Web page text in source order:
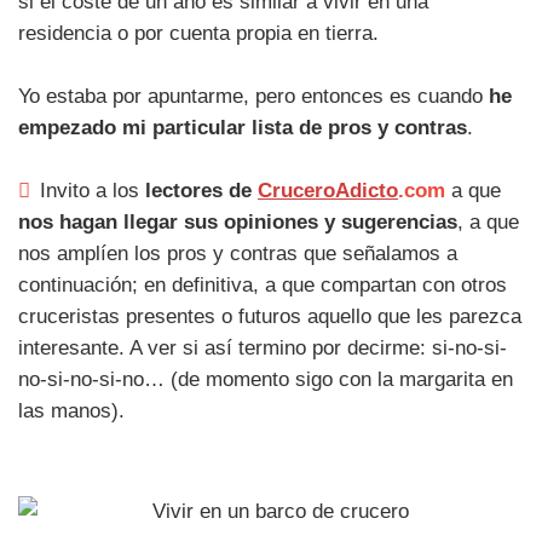
residencia o por cuenta propia en tierra.
Yo estaba por apuntarme, pero entonces es cuando he
empezado mi particular lista de pros y contras.
Invito a los lectores de CruceroAdicto.com a que
nos hagan llegar sus opiniones y sugerencias, a que
nos amplíen los pros y contras que señalamos a
continuación; en definitiva, a que compartan con otros
cruceristas presentes o futuros aquello que les parezca
interesante. A ver si así termino por decirme: si-no-si-
no-si-no-si-no… (de momento sigo con la margarita en
las manos).